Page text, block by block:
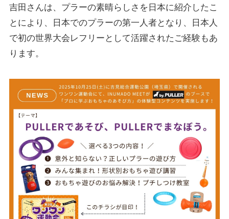
吉田さんは、プラーの素晴らしさを日本に紹介したこ
とにより、日本でのプラーの第一人者となり、日本人
で初の世界大会レフリーとして活躍されたご経験もあ
ります。